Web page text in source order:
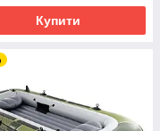
Купити